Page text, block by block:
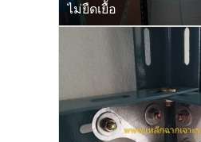
ไม่ยืดเยื้อ